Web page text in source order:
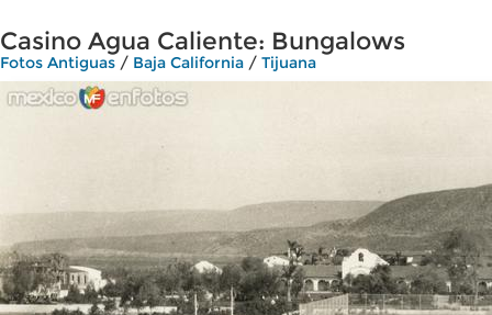
Casino Agua Caliente: Bungalows
Fotos Antiguas / Baja California / Tijuana